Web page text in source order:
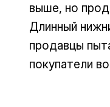
выше, но
Длинный
продавцы
покупатели